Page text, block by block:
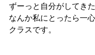
ずーっと自分がしてき
なんか私にとったら一
クラスです。